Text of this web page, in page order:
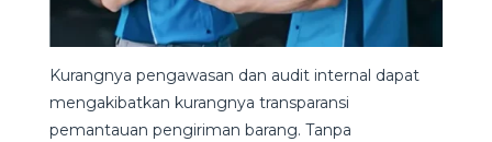
Kurangnya pengawasan dan audit internal dapat
mengakibatkan kurangnya transparansi
pemantauan pengiriman barang. Tanpa